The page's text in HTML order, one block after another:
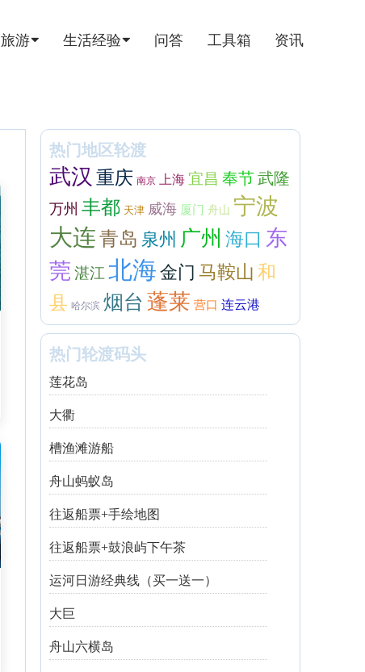
旅游 生活经验 问答 工具箱 资讯
热门地区轮渡
武汉 重庆 南京 上海 宜昌 奉节武隆
万州 丰都 天津 威海 厦门 舟山 宁波
大连青岛 泉州 广州 海口 东
莞 湛江 北海 金门 马鞍山 和
县 哈尔滨 烟台 蓬莱 营口 连云港
热门轮渡码头
莲花岛
大衢
槽渔滩游船
舟山蚂蚁岛
往返船票+手绘地图
往返船票+鼓浪屿下午茶
运河日游经典线（买一送一）
大巨
舟山六横岛